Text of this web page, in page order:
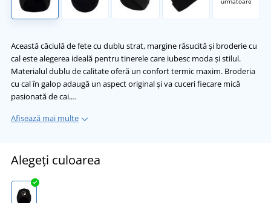
Această căciulă de fete cu dublu strat, margine răsucită și broderie cu
cal este alegerea ideală pentru tinerele care iubesc moda și stilul.
Materialul dublu de calitate oferă un confort termic maxim. Broderia
cu cal în galop adaugă un aspect original și va cuceri fiecare mică
pasionată de cai.…
Afișează mai multe
Alegeți culoarea